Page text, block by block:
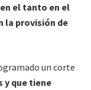
el tanto en el
la provisión de
un corte
y que tiene